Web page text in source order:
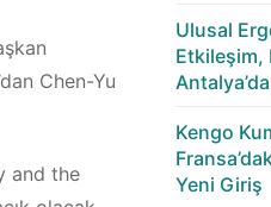
Chen-Yu
and the
Ulusal
Etkileşim,
Kengo
Yeni Giriş